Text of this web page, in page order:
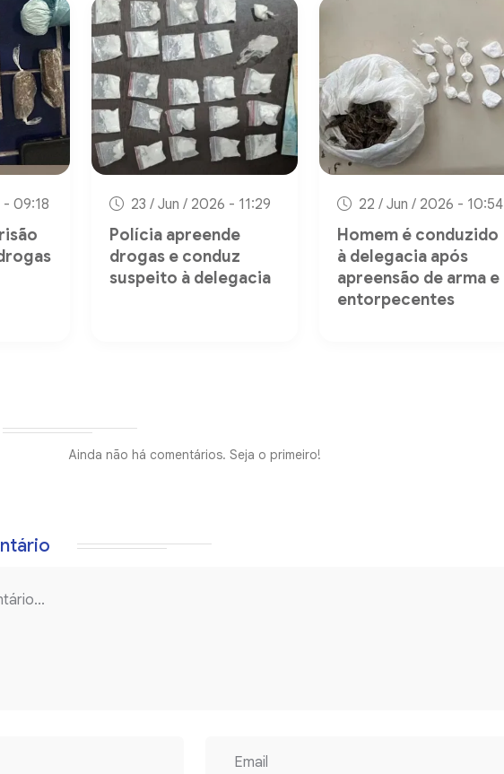
09:18 23 / Jun / 2026 - 11:29
Polícia apreende
drogas e conduz
suspeito à delegacia
22 / Jun / 2026 - 10:54
Homem é conduzido
à delegacia após
apreensão de arma e
entorpecentes
Ainda não há comentários. Seja o primeiro!